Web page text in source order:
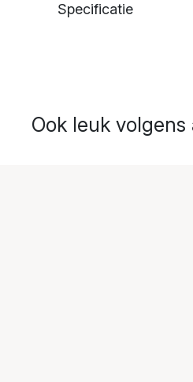
Specificatie
Ook leuk volgens